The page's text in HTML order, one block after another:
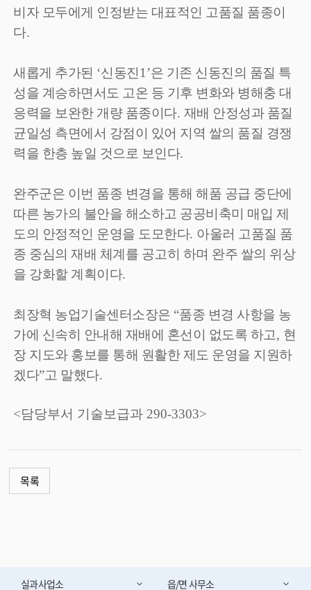
비자 모두에게 인정받는 대표적인 고품질 품종이
다.
새롭게 추가된 ‘신동진1’은 기존 신동진의 품질 특
성을 계승하면서도 고온 등 기후 변화와 병해충 대
응력을 보완한 개량 품종이다. 재배 안정성과 품질
균일성 측면에서 강점이 있어 지역 쌀의 품질 경쟁
력을 한층 높일 것으로 보인다.
완주군은 이번 품종 변경을 통해 해품 공급 중단에
따른 농가의 불안을 해소하고 공공비축미 매입 제
도의 안정적인 운영을 도모한다. 아울러 고품질 품
종 중심의 재배 체계를 공고히 하며 완주 쌀의 위상
을 강화할 계획이다.
최장혁 농업기술센터소장은 “품종 변경 사항을 농
가에 신속히 안내해 재배에 혼선이 없도록 하고, 현
장 지도와 홍보를 통해 원활한 제도 운영을 지원하
겠다”고 말했다.
<담당부서 기술보급과 290-3303>
목록
실과사업소 읍/면 사무소